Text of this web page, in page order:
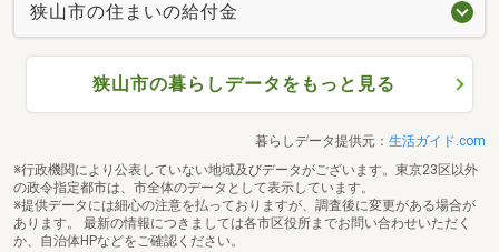
狭山市の住まいの給付金
狭山市の暮らしデータをもっと見る
暮らしデータ提供元： 生活ガイド.com
※行政機関により公表していない地域及びデータがございます。東京23区以外
の政令指定都市は、市全体のデータとして表示しています。
※提供データには細心の注意を払っておりますが、調査後に変更がある場合が
あります。 最新の情報につきましては各市区役所までお問い合わせいただく
か、自治体HPなどをご確認ください。